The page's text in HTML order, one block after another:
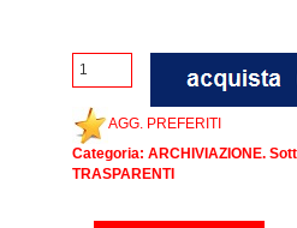
AGG. PREFERITI
Categoria: ARCHIVIAZIONE.
TRASPARENTI